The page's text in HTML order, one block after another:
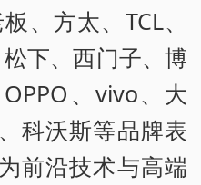
、方太、TCL、
下、西门子、博
、vivo、大
科沃斯等品牌表
前沿技术与高端